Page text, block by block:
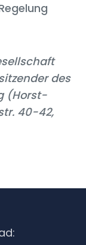
des
(Horst-
40-42,